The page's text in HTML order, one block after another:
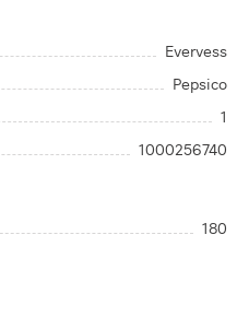
Evervess
Pepsico
1
1000256740
180